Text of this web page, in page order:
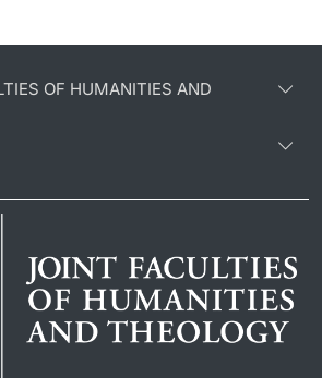
OF HUMANITIES AND